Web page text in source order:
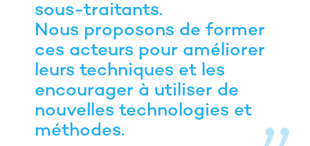
sous-traitants.
Nous proposons de former
ces acteurs pour améliorer
leurs techniques et les
encourager à utiliser de
nouvelles technologies et
méthodes.